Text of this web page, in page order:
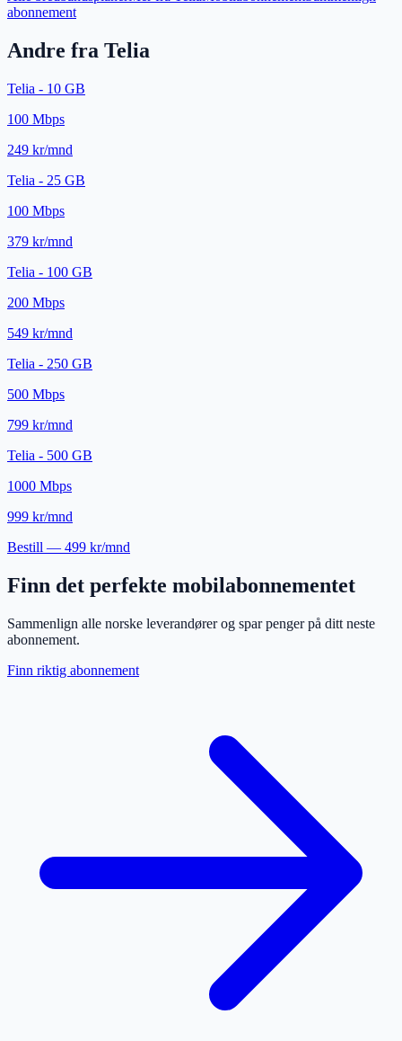
abonnement
Andre fra Telia
Telia - 10 GB
100 Mbps
249 kr/mnd
Telia - 25 GB
100 Mbps
379 kr/mnd
Telia - 100 GB
200 Mbps
549 kr/mnd
Telia - 250 GB
500 Mbps
799 kr/mnd
Telia - 500 GB
1000 Mbps
999 kr/mnd
Bestill — 499 kr/mnd
Finn det perfekte mobilabonnementet
Sammenlign alle norske leverandører og spar penger på ditt neste
abonnement.
Finn riktig abonnement